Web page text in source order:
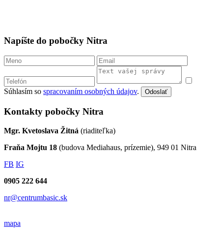
Napíšte do pobočky Nitra
Súhlasím so spracovaním osobných údajov. Odoslať
Kontakty pobočky Nitra
Mgr. Kvetoslava Žitná (riaditeľka)
Fraňa Mojtu 18 (budova Mediahaus, prízemie), 949 01 Nitra
FB IG
0905 222 644
nr@centrumbasic.sk
mapa